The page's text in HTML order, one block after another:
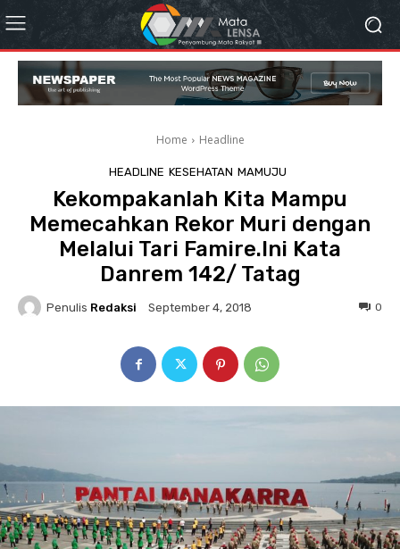
Home Headline
HEADLINE KESEHATAN MAMUJU
Kekompakanlah Kita Mampu
Memecahkan Rekor Muri dengan
Melalui Tari Famire.Ini Kata
Danrem 142/ Tatag
Penulis Redaksi September 4, 2018 0